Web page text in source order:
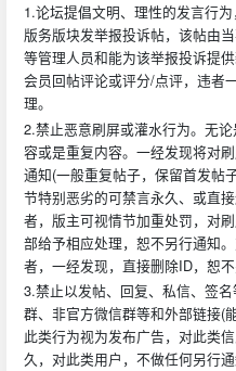
1.论坛提倡文明、理性的发言行
版务版块发举报投诉帖，该帖由
等管理人员和能为该举报投诉提
会员回帖评论或评分/点评，违者
理。
2.禁止恶意刷屏或灌水行为。无
容或是重复内容。一经发现将对
通知(一般重复帖子，保留首发帖
节特别恶劣的可禁言永久、或直
者，版主可视情节加重处罚，对
部给予相应处理，恕不另行通知
者，一经发现，直接删除ID，恕不
3.禁止以发帖、回复、私信、签
群、非官方微信群等和外部链接(
此类行为视为发布广告，对此类
久，对此类用户，不做任何另行通